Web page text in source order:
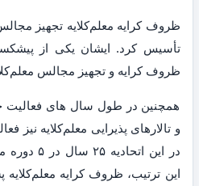
تأسیس کرد. ایشان یکی از
ظروف کرایه و تجهیز مجالس
همچنین در طول سال های فعالیت
و تالارهای پذیرایی معلم‌کلایه نیز
در این
این ترتیب، ظروف کرایه